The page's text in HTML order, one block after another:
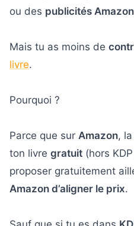
ou des publicités Amazon
Mais tu as moins de
livre.
Pourquoi ?
Parce que sur Amazon,
ton livre gratuit (hors
proposer gratuitement
Amazon d’aligner le prix.